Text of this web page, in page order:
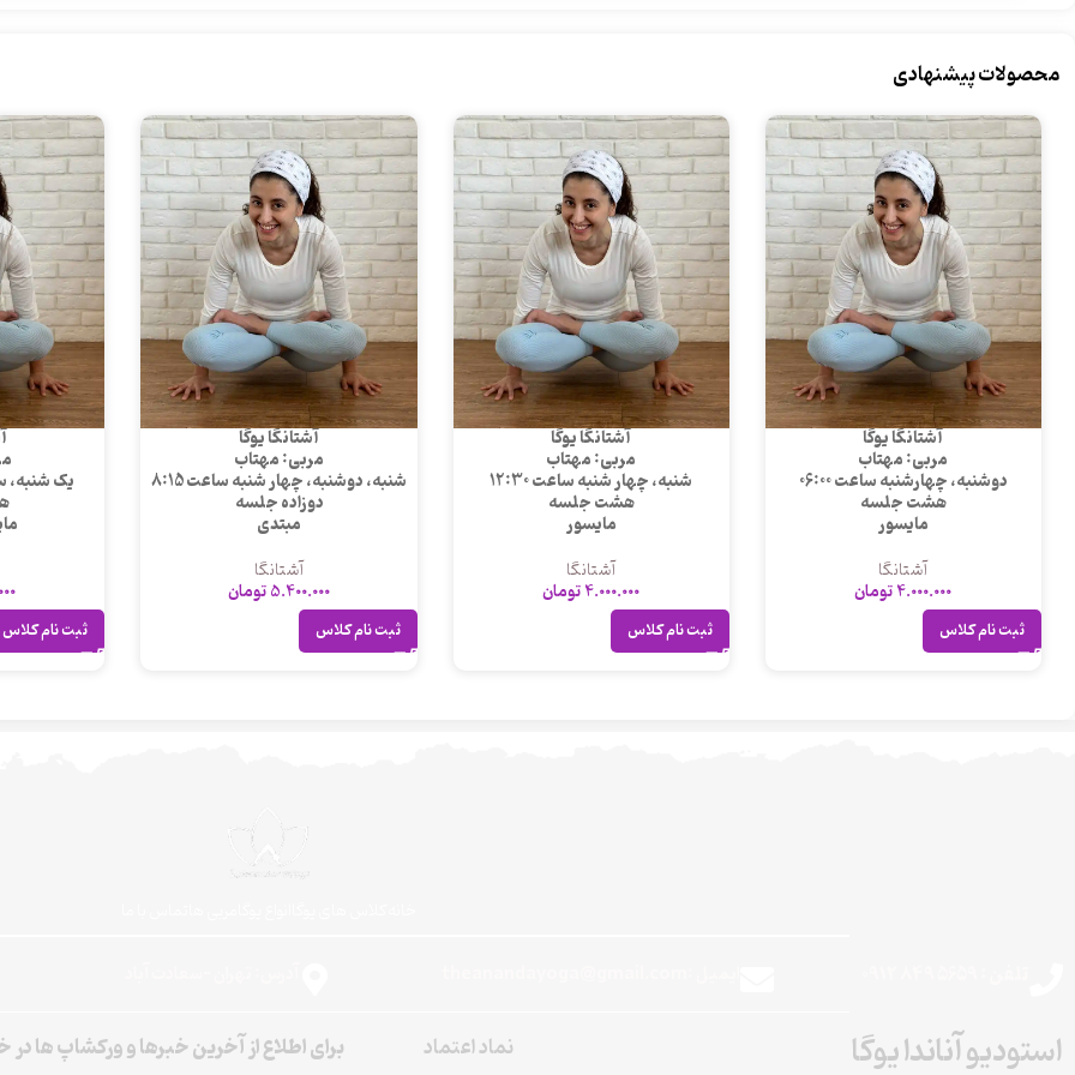
محصولات پیشنهادی
آشتانگا یوگا
مربی: مهتاب
دوشنبه، چهارشنبه ساعت 06:00
هشت جلسه
مایسور
آشتانگا
4.000.000تومان
ثبت نام کلاس
آشتانگا یوگا
مربی: مهتاب
شنبه، چهار شنبه ساعت 12:30
هشت جلسه
مایسور
آشتانگا
4.000.000تومان
ثبت نام کلاس
آشتانگا یوگا
مربی: مهتاب
شنبه، دوشنبه، چهار شنبه ساعت 8:15
دوزاده جلسه
مبتدی
آشتانگا
5.400.000تومان
ثبت نام کلاس
یک شنبه،
ثبت نام کلاس
استودیو آناندا یوگا نماد اعتماد برای اطلاع از آخرین خبرها و ورکشاپ ها